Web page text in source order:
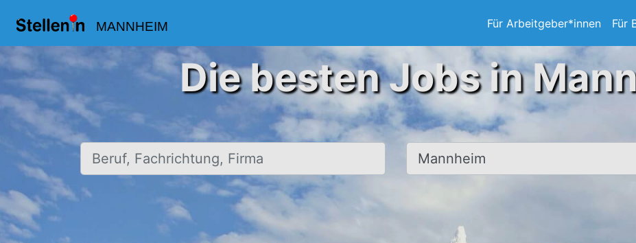
MANNHEIM Für Arbeitgeber*innen Für
Die besten Jobs in
Beruf, Fachrichtung, Firma Ort, Stadt